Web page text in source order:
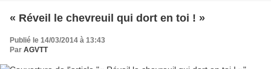
« Réveil le chevreuil qui dort en toi ! »
Publié le 14/03/2014 à 13:43
Par AGVTT